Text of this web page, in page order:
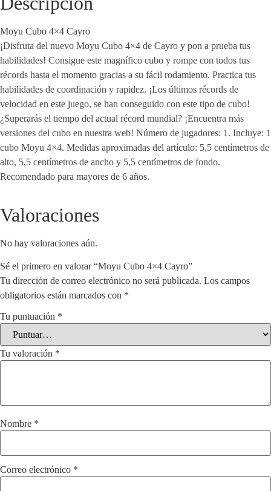
Moyu Cubo 4×4 Cayro
¡Disfruta del nuevo Moyu Cubo 4×4 de Cayro y pon a prueba tus
habilidades! Consigue este magnífico cubo y rompe con todos tus
récords hasta el momento gracias a su fácil rodamiento. Practica tus
habilidades de coordinación y rapidez. ¡Los últimos récords de
velocidad en este juego, se han conseguido con este tipo de cubo!
¿Superarás el tiempo del actual récord mundial? ¡Encuentra más
versiones del cubo en nuestra web! Número de jugadores: 1. Incluye: 1
cubo Moyu 4×4. Medidas aproximadas del artículo: 5,5 centímetros de
alto, 5,5 centímetros de ancho y 5,5 centímetros de fondo.
Recomendado para mayores de 6 años.
Valoraciones
No hay valoraciones aún.
Sé el primero en valorar “Moyu Cubo 4×4 Cayro”
Tu dirección de correo electrónico no será publicada. Los campos
obligatorios están marcados con *
Tu puntuación *
Tu valoración *
Nombre *
Correo electrónico *